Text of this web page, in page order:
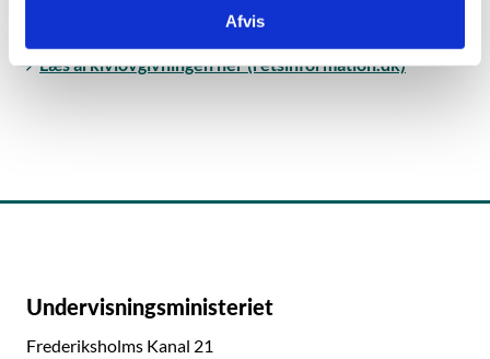
Afvis
Læs offentlighedsloven her (retsinformation.dk)
Læs arkivlovgivningen her (retsinformation.dk)
Undervisningsministeriet
Frederiksholms Kanal 21